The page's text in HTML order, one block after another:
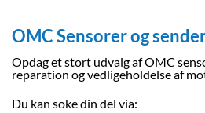
OMC Sensorer og
Opdag et stort udvalg af OMC
reparation og vedligeholdelse af
Du kan soke din del via: